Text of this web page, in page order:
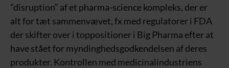
”disruption” af et pharma-science kompleks, der er
alt for tæt sammenvævet, fx med regulatorer i FDA
der skifter over i toppositioner i Big Pharma efter at
have stået for myndinghedsgodkendelsen af deres
produkter. Kontrollen med medicinalindustriens